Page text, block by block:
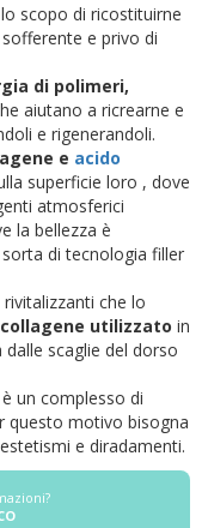
scopo di ricostituirne
e privo di
di polimeri,
aiutano a ricrearne e
e rigenerandoli.
e acido
superficie loro , dove
atmosferici
la bellezza è
di tecnologia filler
che lo
utilizzato in
scaglie del dorso
un complesso di
questo motivo bisogna
e diradamenti.